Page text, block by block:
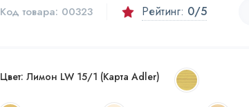
Код товара: 00323 Рейтинг: 0/5
Цвет: Лимон LW 15/1 (Карта Adler)